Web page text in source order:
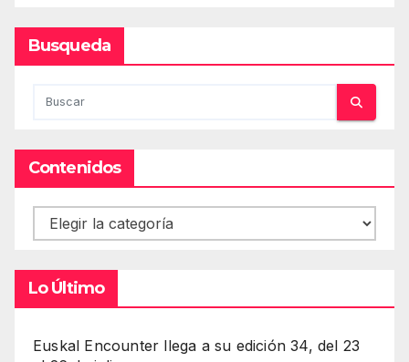
Busqueda
Contenidos
Contenidos
Lo Último
Euskal Encounter llega a su edición 34, del 23